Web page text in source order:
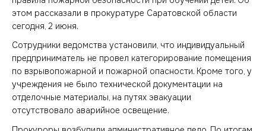
этом рассказали в прокуратуре Саратовской области
сегодня, 2 июня.
Сотрудники ведомства установили, что индивидуальный
предприниматель не провел категорирование помещения
по взрывопожарной и пожарной опасности. Кроме того, у
учреждения не было технической документации на
отделочные материалы, на путях эвакуации
отсутствовало аварийное освещение.